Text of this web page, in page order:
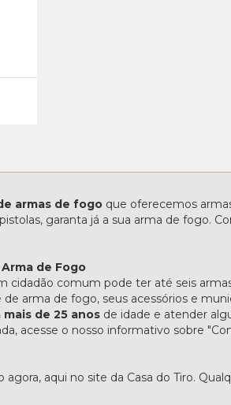
armas de fogoque oferecemos
garanta já a sua arma de fogo.
de Fogo
cidadão comum pode ter até seis
arma de fogo, seus acessórios e
de 25 anosde idade e atender
acesse o nosso informativo sobre
agora, aqui no site da Casa do Tiro.